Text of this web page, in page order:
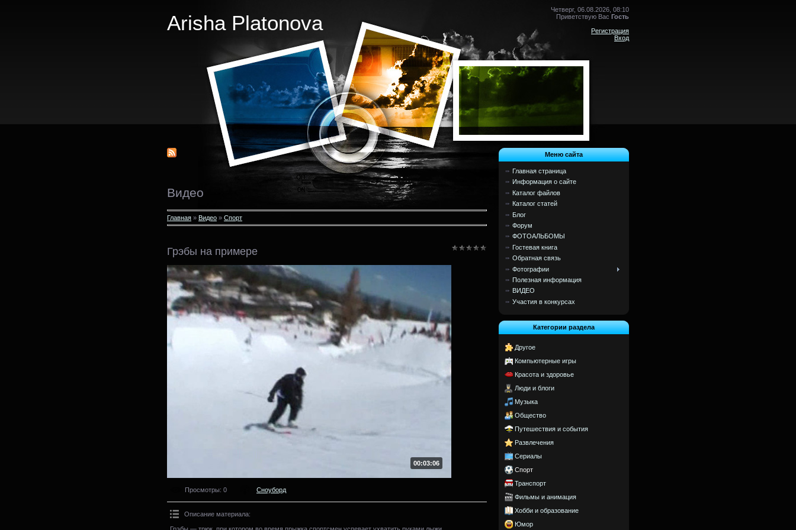
Arisha Platonova
Четверг, 06.08.2026, 08:10
Приветствую Вас Гость
Регистрация
Вход
Видео
Главная » Видео » Спорт
Грэбы на примере
00:03:06
Просмотры: 0 Сноуборд
Описание материала:
Грэбы — трюк, при котором во время прыжка спортсмен успевает ухватить руками лыжи.
Меню сайта
Главная страница
Информация о сайте
Каталог файлов
Каталог статей
Блог
Форум
ФОТОАЛЬБОМЫ
Гостевая книга
Обратная связь
Фотографии
Полезная информация
ВИДЕО
Участия в конкурсах
Категории раздела
Другое
Компьютерные игры
Красота и здоровье
Люди и блоги
Музыка
Общество
Путешествия и события
Развлечения
Сериалы
Спорт
Транспорт
Фильмы и анимация
Хобби и образование
Юмор